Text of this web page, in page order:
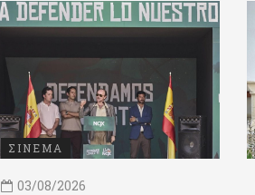
ΣΙΝΕΜΑ
03/08/2026